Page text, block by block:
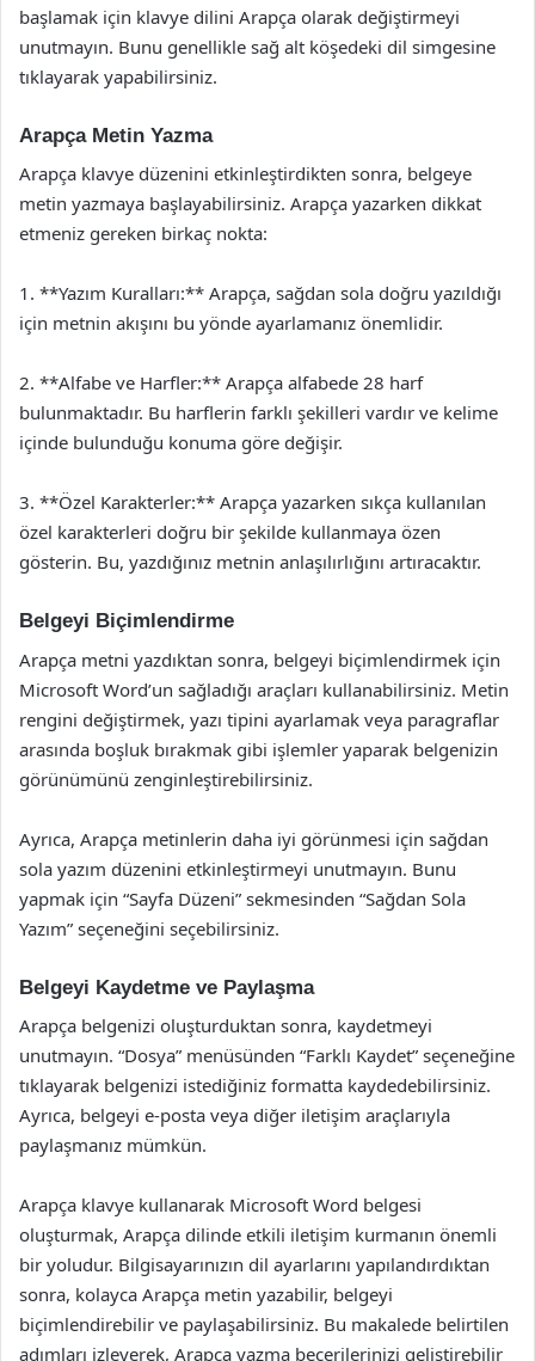
başlamak için klavye dilini Arapça olarak değiştirmeyi
unutmayın. Bunu genellikle sağ alt köşedeki dil simgesine
tıklayarak yapabilirsiniz.
Arapça Metin Yazma
Arapça klavye düzenini etkinleştirdikten sonra, belgeye
metin yazmaya başlayabilirsiniz. Arapça yazarken dikkat
etmeniz gereken birkaç nokta:
1. **Yazım Kuralları:** Arapça, sağdan sola doğru yazıldığı
için metnin akışını bu yönde ayarlamanız önemlidir.
2. **Alfabe ve Harfler:** Arapça alfabede 28 harf
bulunmaktadır. Bu harflerin farklı şekilleri vardır ve kelime
içinde bulunduğu konuma göre değişir.
3. **Özel Karakterler:** Arapça yazarken sıkça kullanılan
özel karakterleri doğru bir şekilde kullanmaya özen
gösterin. Bu, yazdığınız metnin anlaşılırlığını artıracaktır.
Belgeyi Biçimlendirme
Arapça metni yazdıktan sonra, belgeyi biçimlendirmek için
Microsoft Word’un sağladığı araçları kullanabilirsiniz. Metin
rengini değiştirmek, yazı tipini ayarlamak veya paragraflar
arasında boşluk bırakmak gibi işlemler yaparak belgenizin
görünümünü zenginleştirebilirsiniz.
Ayrıca, Arapça metinlerin daha iyi görünmesi için sağdan
sola yazım düzenini etkinleştirmeyi unutmayın. Bunu
yapmak için “Sayfa Düzeni” sekmesinden “Sağdan Sola
Yazım” seçeneğini seçebilirsiniz.
Belgeyi Kaydetme ve Paylaşma
Arapça belgenizi oluşturduktan sonra, kaydetmeyi
unutmayın. “Dosya” menüsünden “Farklı Kaydet” seçeneğine
tıklayarak belgenizi istediğiniz formatta kaydedebilirsiniz.
Ayrıca, belgeyi e-posta veya diğer iletişim araçlarıyla
paylaşmanız mümkün.
Arapça klavye kullanarak Microsoft Word belgesi
oluşturmak, Arapça dilinde etkili iletişim kurmanın önemli
bir yoludur. Bilgisayarınızın dil ayarlarını yapılandırdıktan
sonra, kolayca Arapça metin yazabilir, belgeyi
biçimlendirebilir ve paylaşabilirsiniz. Bu makalede belirtilen
adımları izleyerek, Arapça yazma becerilerinizi geliştirebilir